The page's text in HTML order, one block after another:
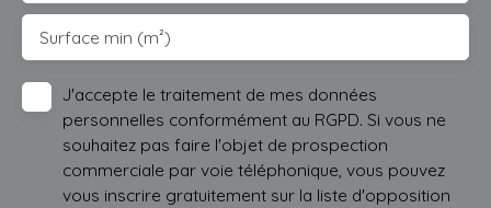
Surface min (m²)
J'accepte le traitement de mes données
personnelles conformément au RGPD. Si vous ne
souhaitez pas faire l'objet de prospection
commerciale par voie téléphonique, vous pouvez
vous inscrire gratuitement sur la liste d'opposition